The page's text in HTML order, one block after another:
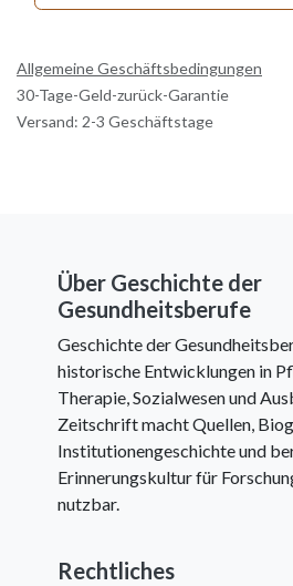
Allgemeine Geschäftsbedingungen
30-Tage-Geld-zurück-Garantie
Versand: 2-3 Geschäftstage
Über Geschichte der
Gesundheitsberufe
Geschichte der
historische Entwicklungen in
Therapie, Sozialwesen und
Zeitschrift macht Quellen,
Institutionengeschichte und
Erinnerungskultur für
nutzbar.
Rechtliches